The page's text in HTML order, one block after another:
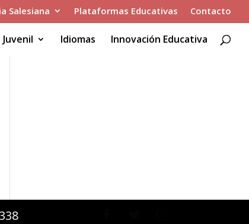
Salesiana Plataformas Educativas Contacto
Idiomas Innovación Educativa